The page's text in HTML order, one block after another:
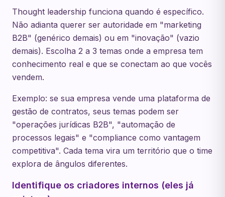
Thought leadership funciona quando é específico.
Não adianta querer ser autoridade em "marketing
B2B" (genérico demais) ou em "inovação" (vazio
demais). Escolha 2 a 3 temas onde a empresa tem
conhecimento real e que se conectam ao que vocês
vendem.
Exemplo: se sua empresa vende uma plataforma de
gestão de contratos, seus temas podem ser
"operações jurídicas B2B", "automação de
processos legais" e "compliance como vantagem
competitiva". Cada tema vira um território que o time
explora de ângulos diferentes.
Identifique os criadores internos (eles já